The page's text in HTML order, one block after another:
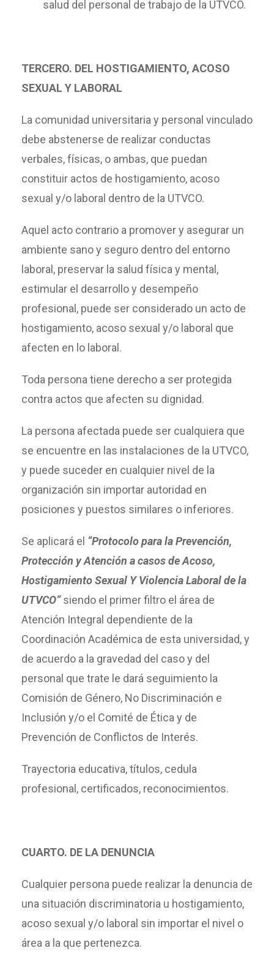
salud del personal de trabajo de la UTVCO.
TERCERO. DEL HOSTIGAMIENTO, ACOSO
SEXUAL Y LABORAL
La comunidad universitaria y personal vinculado
debe abstenerse de realizar conductas
verbales, físicas, o ambas, que puedan
constituir actos de hostigamiento, acoso
sexual y/o laboral dentro de la UTVCO.
Aquel acto contrario a promover y asegurar un
ambiente sano y seguro dentro del entorno
laboral, preservar la salud física y mental,
estimular el desarrollo y desempeño
profesional, puede ser considerado un acto de
hostigamiento, acoso sexual y/o laboral que
afecten en lo laboral.
Toda persona tiene derecho a ser protegida
contra actos que afecten su dignidad.
La persona afectada puede ser cualquiera que
se encuentre en las instalaciones de la UTVCO,
y puede suceder en cualquier nivel de la
organización sin importar autoridad en
posiciones y puestos similares o inferiores.
Se aplicará el “Protocolo para la Prevención,
Protección y Atención a casos de Acoso,
Hostigamiento Sexual Y Violencia Laboral de la
UTVCO”siendo el primer filtro el área de
Atención Integral dependiente de la
Coordinación Académica de esta universidad, y
de acuerdo a la gravedad del caso y del
personal que trate le dará seguimiento la
Comisión de Género, No Discriminación e
Inclusión y/o el Comité de Ética y de
Prevención de Conflictos de Interés.
Trayectoria educativa, títulos, cedula
profesional, certificados, reconocimientos.
CUARTO. DE LA DENUNCIA
Cualquier persona puede realizar la denuncia de
una situación discriminatoria u hostigamiento,
acoso sexual y/o laboral sin importar el nivel o
área a la que pertenezca.